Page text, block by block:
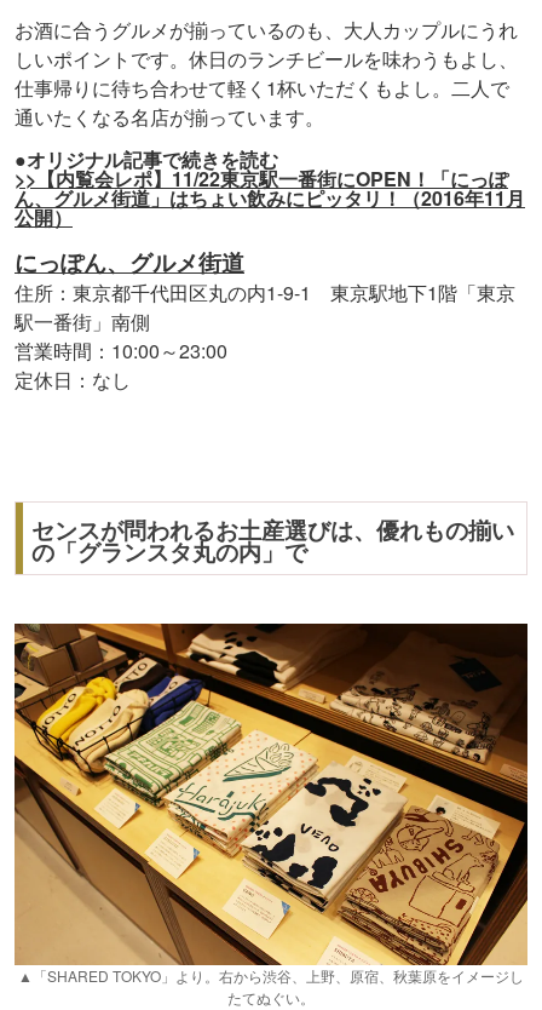
お酒に合うグルメが揃っているのも、大人カップルにうれ
しいポイントです。休日のランチビールを味わうもよし、
仕事帰りに待ち合わせて軽く1杯いただくもよし。二人で
通いたくなる名店が揃っています。
●オリジナル記事で続きを読む
>>【内覧会レポ】11/22東京駅一番街にOPEN！「にっぽ
ん、グルメ街道」はちょい飲みにピッタリ！（2016年11月
公開）
にっぽん、グルメ街道
住所：東京都千代田区丸の内1-9-1 東京駅地下1階「東京
駅一番街」南側
営業時間：10:00～23:00
定休日：なし
センスが問われるお土産選びは、優れもの揃い
の「グランスタ丸の内」で
▲「SHARED TOKYO」より。右から渋谷、上野、原宿、秋葉原をイメージし
たてぬぐい。